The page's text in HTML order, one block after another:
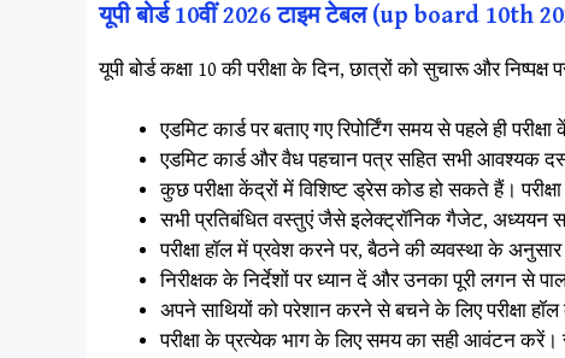
यूपी बोर्ड 10वीं 2026 टाइम टेबल (up board 10th
यूपी बोर्ड कक्षा 10 की परीक्षा के दिन, छात्रों को सुचारू और
एडमिट कार्ड पर बताए गए रिपोर्टिंग समय से पहले ही
एडमिट कार्ड और वैध पहचान पत्र सहित सभी आवश्यक
कुछ परीक्षा केंद्रों में विशिष्ट ड्रेस कोड हो सकते हैं।
सभी प्रतिबंधित वस्तुएं जैसे इलेक्ट्रॉनिक गैजेट, अध्ययन
परीक्षा हॉल में प्रवेश करने पर, बैठने की व्यवस्था के
निरीक्षक के निर्देशों पर ध्यान दें और उनका पूरी लगन से
अपने साथियों को परेशान करने से बचने के लिए परीक्षा
परीक्षा के प्रत्येक भाग के लिए समय का सही आवंटन